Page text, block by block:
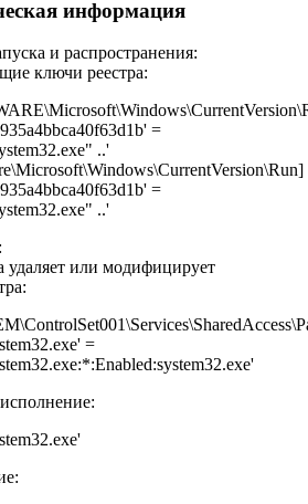
информация
и распространения:
ключи реестра:
=
..'
=
..'
удаляет или модифицирует
=